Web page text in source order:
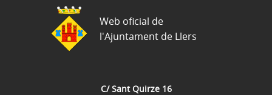
C/ Sant Quirze 16
Web oficial de
l'Ajuntament de Llers